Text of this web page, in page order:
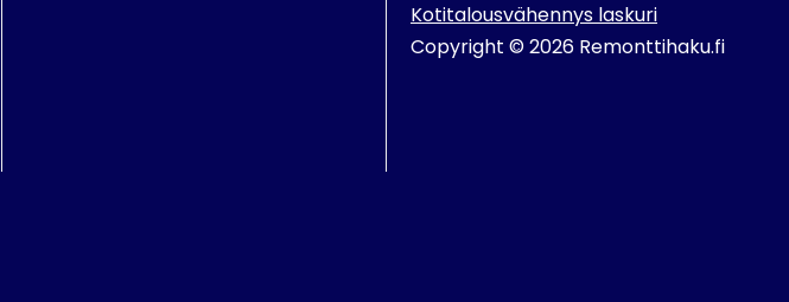
Kotitalousvähennys laskuri
Copyright © 2026 Remonttihaku.fi